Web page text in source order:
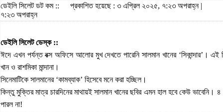
ডেইলি সিলেট ডট কম ::
প্রকাশিত হয়েছে : ৩ এপ্রিল ২০২৫, ৭:২৩ অপরাহ্ন |
৭:২৩ অপরাহ্ন
ডেইলি সিলেট ডেস্ক ::
ঈদে এখন পর্যন্ত বক্স অফিসে আলোর মুখ দেখতে পারেনি সালমান খানের ‘সিকান্দার’। এই
খান ও রাশমিকা মান্দানা।
সিনেমাটিকে সালমানের ‘কামব্যাক’ হিসেবে মনে করা হচ্ছিল।
কিন্তু মুক্তির মাত্র চারদিনের মাথায়ই সালমান খানের ছবির এমন হাল হবে কেউ ভাবেনি।
পারল না!